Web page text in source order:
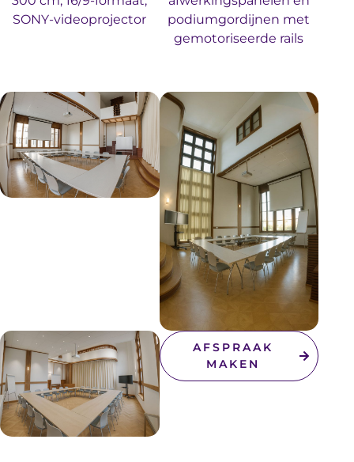
SONY-videoprojector
podiumgordijnen met
gemotoriseerde rails
AFSPRAAK
MAKEN